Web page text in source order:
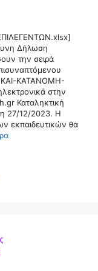
ΕΠΙΛΕΓΕΝΤΩΝ.xlsx]
Δήλωση
την σειρά
ΚΑΙ-ΚΑΤΑΝΟΜΗ-
στην
Καταληκτική
27/12/2023. Η
εκπαιδευτικών θα